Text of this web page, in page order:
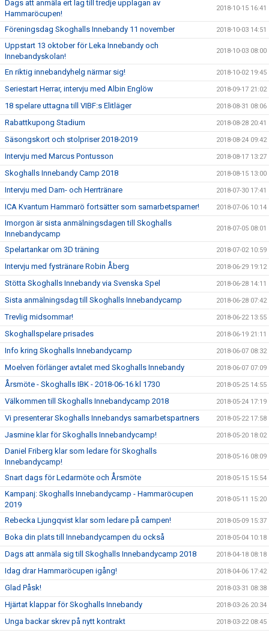
Dags att anmäla ert lag till tredje upplagan av
Hammaröcupen!
2018-10-15 16:41
Föreningsdag Skoghalls Innebandy 11 november 2018-10-03 14:51
Uppstart 13 oktober för Leka Innebandy och
Innebandyskolan!
2018-10-03 08:00
En riktig innebandyhelg närmar sig! 2018-10-02 19:45
Seriestart Herrar, intervju med Albin Englöw 2018-09-17 21:02
18 spelare uttagna till VIBF:s Elitläger 2018-08-31 08:06
Rabattkupong Stadium 2018-08-28 20:41
Säsongskort och stolpriser 2018-2019 2018-08-24 09:42
Intervju med Marcus Pontusson 2018-08-17 13:27
Skoghalls Innebandy Camp 2018 2018-08-15 13:00
Intervju med Dam- och Herrtränare 2018-07-30 17:41
ICA Kvantum Hammarö fortsätter som samarbetsparner! 2018-07-06 10:14
Imorgon är sista anmälningsdagen till Skoghalls
Innebandycamp
2018-07-05 08:01
Spelartankar om 3D träning 2018-07-02 10:59
Intervju med fystränare Robin Åberg 2018-06-29 19:12
Stötta Skoghalls Innebandy via Svenska Spel 2018-06-28 14:11
Sista anmälningsdag till Skoghalls Innebandycamp 2018-06-28 07:42
Trevlig midsommar! 2018-06-22 13:55
Skoghallspelare prisades 2018-06-19 21:11
Info kring Skoghalls Innebandycamp 2018-06-07 08:32
Moelven förlänger avtalet med Skoghalls Innebandy 2018-06-07 07:09
Årsmöte - Skoghalls IBK - 2018-06-16 kl 1730 2018-05-25 14:55
Välkommen till Skoghalls Innebandycamp 2018 2018-05-24 17:19
Vi presenterar Skoghalls Innebandys samarbetspartners 2018-05-22 17:58
Jasmine klar för Skoghalls Innebandycamp! 2018-05-20 18:02
Daniel Friberg klar som ledare för Skoghalls
Innebandycamp!
2018-05-16 08:09
Snart dags för Ledarmöte och Årsmöte 2018-05-15 15:54
Kampanj: Skoghalls Innebandycamp - Hammaröcupen
2019
2018-05-11 15:20
Rebecka Ljungqvist klar som ledare på campen! 2018-05-09 15:37
Boka din plats till Innebandycampen du också 2018-05-04 10:18
Dags att anmäla sig till Skoghalls Innebandycamp 2018 2018-04-18 08:18
Idag drar Hammaröcupen igång! 2018-04-06 17:42
Glad Påsk! 2018-03-31 08:38
Hjärtat klappar för Skoghalls Innebandy 2018-03-26 20:34
Unga backar skrev på nytt kontrakt 2018-03-22 08:45